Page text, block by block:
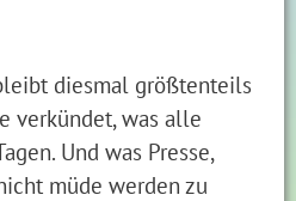
diesmal größtenteils
verkündet, was alle
Und was Presse,
müde werden zu